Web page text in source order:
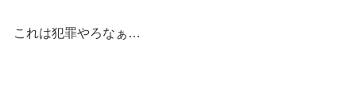
これは犯罪やろなぁ…